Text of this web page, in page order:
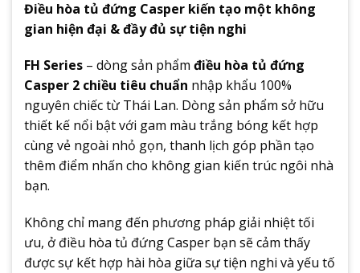
Điều hòa tủ đứng Casper kiến tạo một không
gian hiện đại & đầy đủ sự tiện nghi
FH Series – dòng sản phẩm điều hòa tủ đứng
Casper 2 chiều tiêu chuẩn nhập khẩu 100%
nguyên chiếc từ Thái Lan. Dòng sản phẩm sở hữu
thiết kế nổi bật với gam màu trắng bóng kết hợp
cùng vẻ ngoài nhỏ gọn, thanh lịch góp phần tạo
thêm điểm nhấn cho không gian kiến trúc ngôi nhà
bạn.
Không chỉ mang đến phương pháp giải nhiệt tối
ưu, ở điều hòa tủ đứng Casper bạn sẽ cảm thấy
được sự kết hợp hài hòa giữa sự tiện nghi và yếu tố